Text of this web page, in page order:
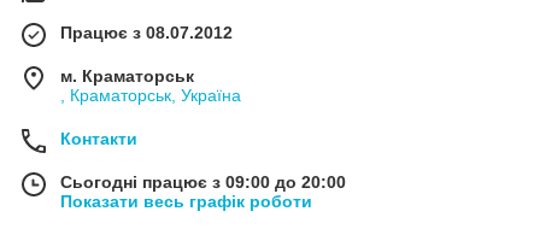
Працює з 08.07.2012
м. Краматорськ
, Краматорськ, Україна
Контакти
Сьогодні працює з 09:00 до 20:00
Показати весь графік роботи